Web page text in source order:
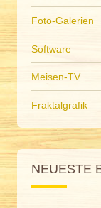
Foto-Galerien
Software
Meisen-TV
Fraktalgrafik
NEUESTE